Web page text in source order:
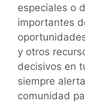
especiales o
importantes
y otros
decisivos en
siempre
comunidad